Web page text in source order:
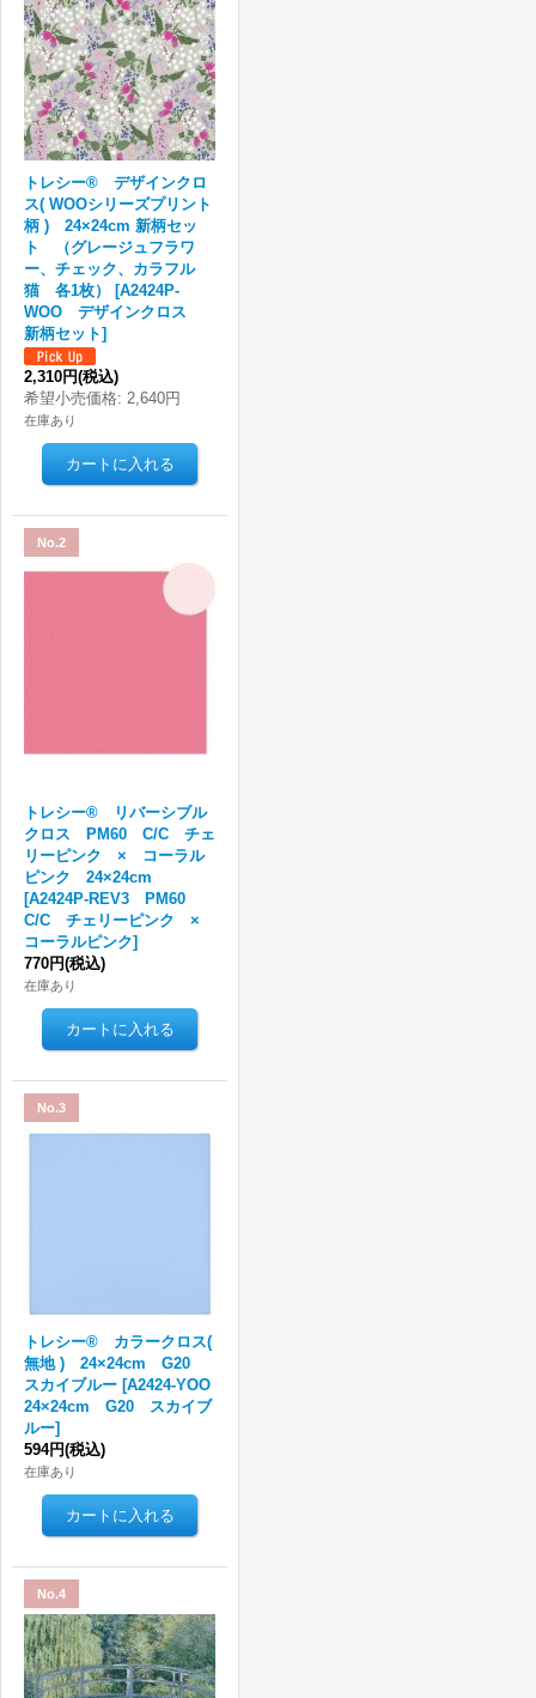
トレシー® デザインクロ
ス( WOOシリーズプリント
柄 ) 24×24cm 新柄セッ
ト （グレージュフラワ
ー、チェック、カラフル
猫 各1枚）
[A2424P-
WOO デザインクロス
新柄セット]
2,310円(税込)
希望小売価格: 2,640円
在庫あり
No.2
トレシー® リバーシブル
クロス PM60 C/C チェ
リーピンク × コーラル
ピンク 24×24cm
[A2424P-REV3 PM60
C/C チェリーピンク ×
コーラルピンク]
770円(税込)
在庫あり
No.3
トレシー® カラークロス(
無地 ) 24×24cm G20
スカイブルー [A2424-YOO
24×24cm G20 スカイブ
ルー]
594円(税込)
在庫あり
No.4